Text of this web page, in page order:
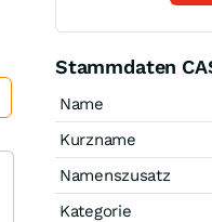
Stammdaten
Name
Kurzname
Namenszusatz
Kategorie